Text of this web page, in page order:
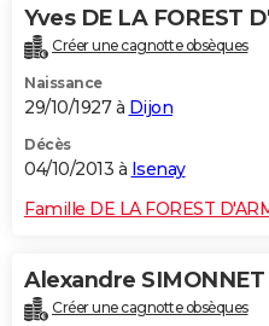
Yves DE LA FOREST
Créer une cagnotte obsèques
Naissance
29/10/1927 à Dijon
Décès
04/10/2013 à Isenay
Famille DE LA FOREST
Alexandre SIMONNET
Créer une cagnotte obsèques